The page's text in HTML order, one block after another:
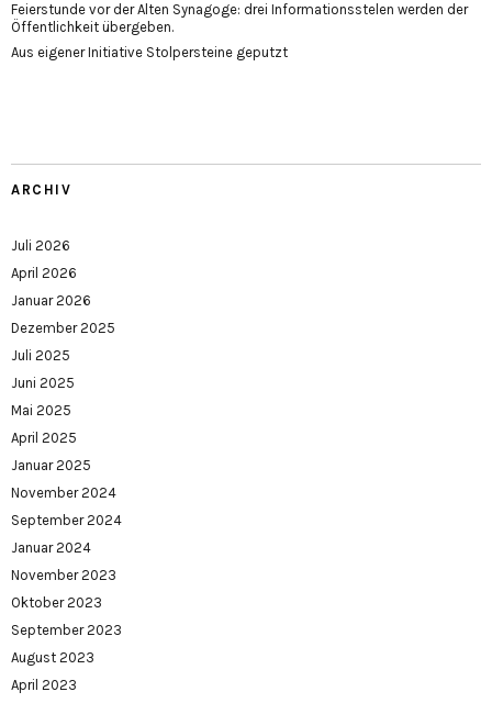
Feierstunde vor der Alten Synagoge: drei Informationsstelen werden der
Öffentlichkeit übergeben.
Aus eigener Initiative Stolpersteine geputzt
ARCHIV
Juli 2026
April 2026
Januar 2026
Dezember 2025
Juli 2025
Juni 2025
Mai 2025
April 2025
Januar 2025
November 2024
September 2024
Januar 2024
November 2023
Oktober 2023
September 2023
August 2023
April 2023